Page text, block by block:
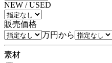
NEW / USED
販売価格
万円から
素材